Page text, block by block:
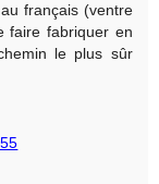
français (ventre
faire fabriquer en
le plus sûr